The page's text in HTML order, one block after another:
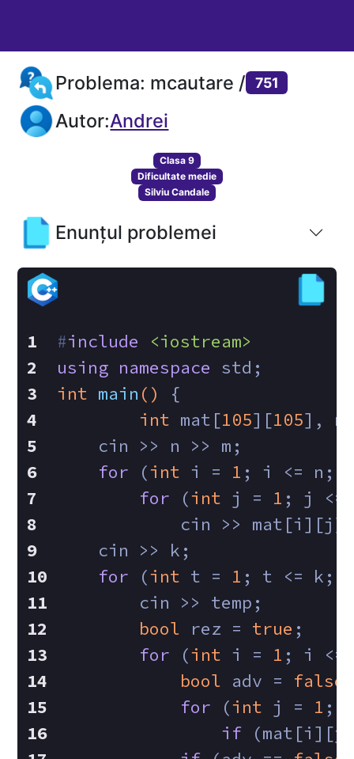
Problema: mcautare / 751
Autor:Andrei
Clasa 9
Dificultate medie
Silviu Candale
Enunțul problemei
#include
<iostream>
using namespace std;
int main ()
{
int mat[105][105], n,
    cin >> n >> m;
for (int i = 1 ; i <= n;
for (int j = 1 ; j <=
cin >>
    cin >> k;
for (int t = 1 ; t <= k;
        cin >> temp;
bool rez = true ;
for (int i = 1 ; i <=
bool adv = false
for (int j = 1 ; j
if (mat[i][j]